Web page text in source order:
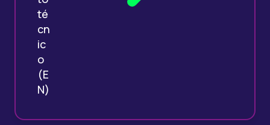
té
cn
ic
o
(E
N)